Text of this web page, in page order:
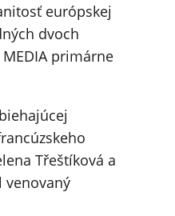
európskej
dvoch
primárne
Třeštíková a
venovaný